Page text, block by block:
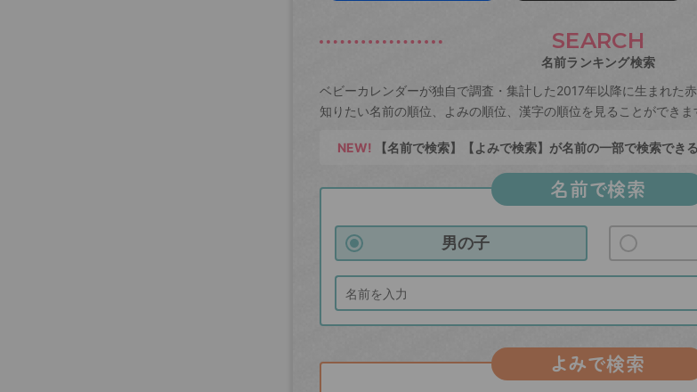
SEARCH
名前ランキング検索
ベビーカレンダーが独自で調査・集計した2017年以降に生まれた
知りたい名前の順位、よみの順位、漢字の順位を見ることができま
NEW! 【名前で検索】【よみで検索】が名前の一部で検索でき
名前で検索
男の子
よみで検索